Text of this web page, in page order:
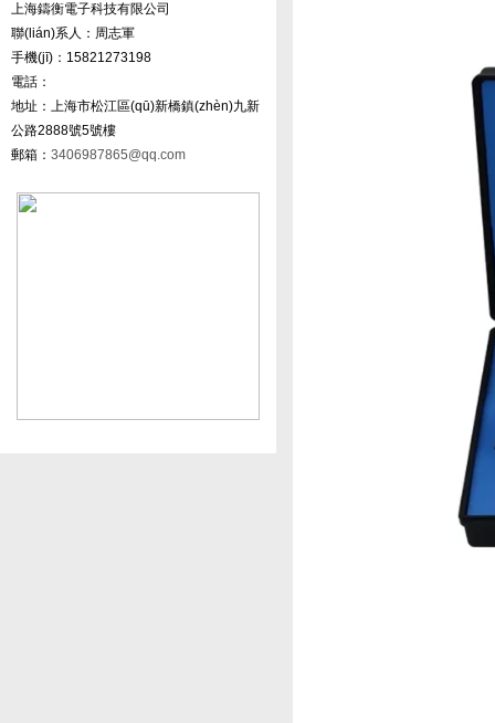
上海鑄衡電子科技有限公司
聯(lián)系人：周志軍
手機(jī)：15821273198
電話：
地址：上海市松江區(qū)新橋鎮(zhèn)九新
公路2888號5號樓
郵箱： 3406987865@qq.com